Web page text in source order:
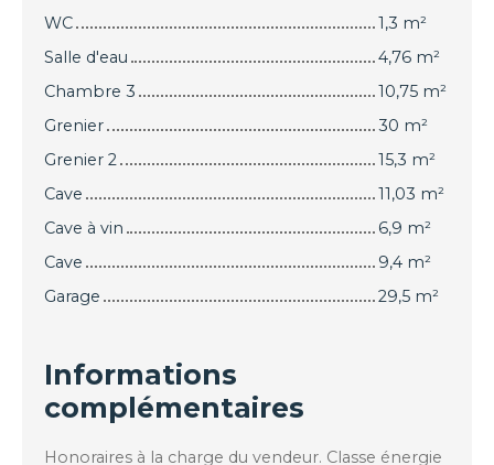
WC
1,3 m²
Salle d'eau
4,76 m²
Chambre 3
10,75 m²
Grenier
30 m²
Grenier 2
15,3 m²
Cave
11,03 m²
Cave à vin
6,9 m²
Cave
9,4 m²
Garage
29,5 m²
Informations
complémentaires
Honoraires à la charge du vendeur. Classe énergie